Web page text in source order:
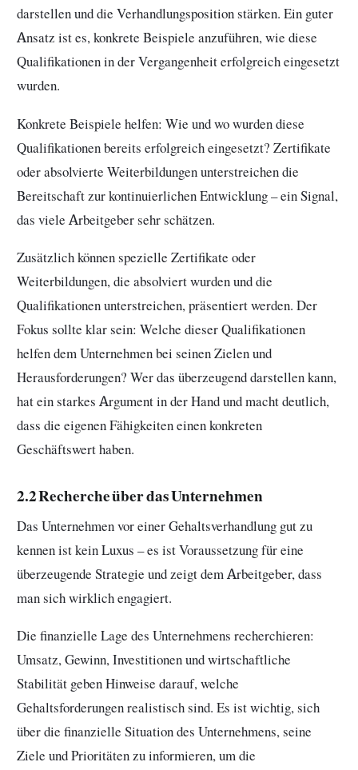
darstellen und die Verhandlungsposition stärken. Ein guter
Ansatz ist es, konkrete Beispiele anzuführen, wie diese
Qualifikationen in der Vergangenheit erfolgreich eingesetzt
wurden.
Konkrete Beispiele helfen: Wie und wo wurden diese
Qualifikationen bereits erfolgreich eingesetzt? Zertifikate
oder absolvierte Weiterbildungen unterstreichen die
Bereitschaft zur kontinuierlichen Entwicklung – ein Signal,
das viele Arbeitgeber sehr schätzen.
Zusätzlich können spezielle Zertifikate oder
Weiterbildungen, die absolviert wurden und die
Qualifikationen unterstreichen, präsentiert werden. Der
Fokus sollte klar sein: Welche dieser Qualifikationen
helfen dem Unternehmen bei seinen Zielen und
Herausforderungen? Wer das überzeugend darstellen kann,
hat ein starkes Argument in der Hand und macht deutlich,
dass die eigenen Fähigkeiten einen konkreten
Geschäftswert haben.
2.2 Recherche über das Unternehmen
Das Unternehmen vor einer Gehaltsverhandlung gut zu
kennen ist kein Luxus – es ist Voraussetzung für eine
überzeugende Strategie und zeigt dem Arbeitgeber, dass
man sich wirklich engagiert.
Die finanzielle Lage des Unternehmens recherchieren:
Umsatz, Gewinn, Investitionen und wirtschaftliche
Stabilität geben Hinweise darauf, welche
Gehaltsforderungen realistisch sind. Es ist wichtig, sich
über die finanzielle Situation des Unternehmens, seine
Ziele und Prioritäten zu informieren, um die